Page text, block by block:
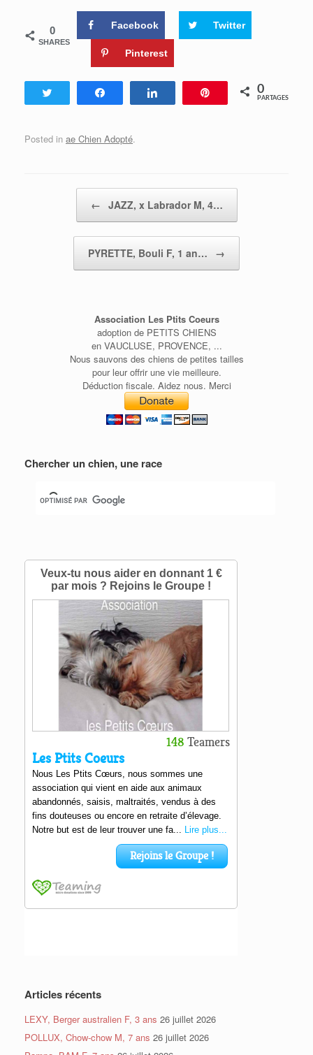
0
SHARES
Facebook Twitter
Pinterest
Tweetez Partagez Partagez Enregistrer
0
PARTAGES
Posted in ae Chien Adopté.
← JAZZ, x Labrador M, 4…
PYRETTE, Bouli F, 1 an… →
Association Les Ptits Coeurs
adoption de PETITS CHIENS
en VAUCLUSE, PROVENCE, ...
Nous sauvons des chiens de petites tailles
pour leur offrir une vie meilleure.
Déduction fiscale. Aidez nous. Merci
Chercher un chien, une race
Articles récents
LEXY, Berger australien F, 3 ans 26 juillet 2026
POLLUX, Chow-chow M, 7 ans 26 juillet 2026